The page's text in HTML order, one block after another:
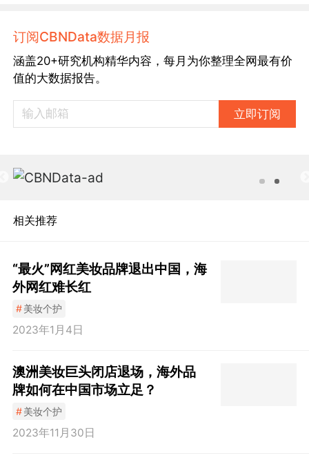
订阅CBNData数据月报
涵盖20+研究机构精华内容，每月为你整理全网最有价
值的大数据报告。
立即订阅
相关推荐
“最火”网红美妆品牌退出中国，海
外网红难长红
#美妆个护
2023年1月4日
澳洲美妆巨头闭店退场，海外品
牌如何在中国市场立足？
#美妆个护
2023年11月30日